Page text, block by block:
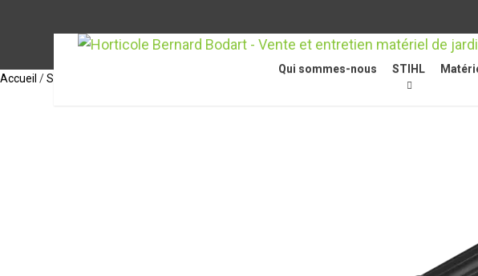
Qui sommes-nous STIHL
Accueil /STIHL Accessoires Accessoires pour nettoyeurs haute pression Brosses /